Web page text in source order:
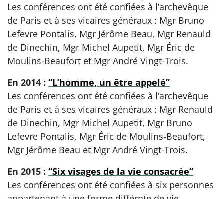
Les conférences ont été confiées à l’archevêque
de Paris et à ses vicaires généraux : Mgr Bruno
Lefevre Pontalis, Mgr Jérôme Beau, Mgr Renauld
de Dinechin, Mgr Michel Aupetit, Mgr Éric de
Moulins-Beaufort et Mgr André Vingt-Trois.
En 2014 : “L’homme, un être appelé”
Les conférences ont été confiées à l’archevêque
de Paris et à ses vicaires généraux : Mgr Renauld
de Dinechin, Mgr Michel Aupetit, Mgr Bruno
Lefevre Pontalis, Mgr Éric de Moulins-Beaufort,
Mgr Jérôme Beau et Mgr André Vingt-Trois.
En 2015 : “Six visages de la vie consacrée”
Les conférences ont été confiées à six personnes